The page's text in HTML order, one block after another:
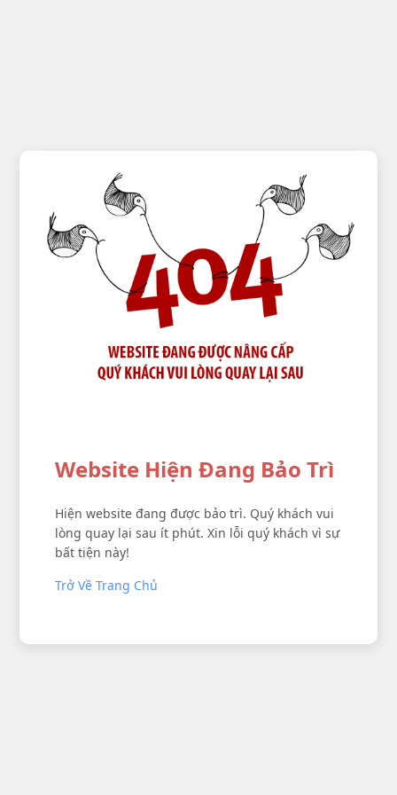
Website Hiện Đang Bảo Trì
Hiện website đang được bảo trì. Quý khách vui
lòng quay lại sau ít phút. Xin lỗi quý khách vì sự
bất tiện này!
Trở Về Trang Chủ